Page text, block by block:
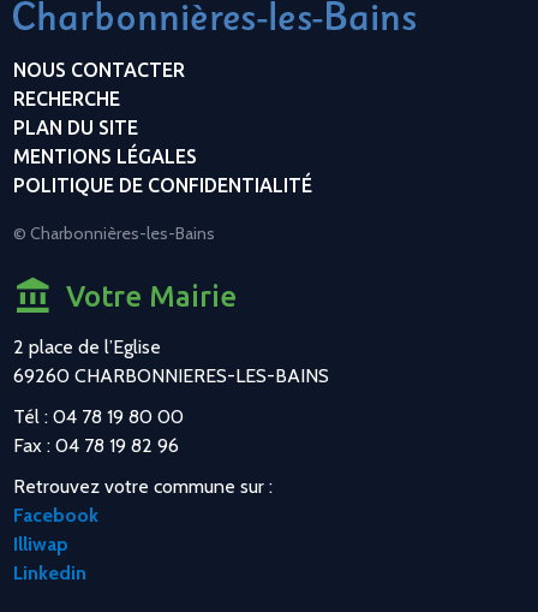
NOUS CONTACTER
RECHERCHE
PLAN DU SITE
MENTIONS LÉGALES
POLITIQUE DE CONFIDENTIALITÉ
© Charbonnières-les-Bains
Votre Mairie
2 place de l’Eglise
69260 CHARBONNIERES-LES-BAINS
Tél : 04 78 19 80 00
Fax : 04 78 19 82 96
Retrouvez votre commune sur :
Facebook
Illiwap
Linkedin